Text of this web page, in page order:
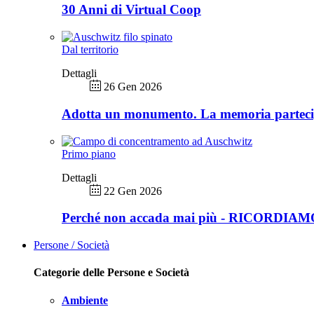
30 Anni di Virtual Coop
Dal territorio
Dettagli
26 Gen 2026
Adotta un monumento. La memoria
Primo piano
Dettagli
22 Gen 2026
Perché non accada mai più -
Persone / Società
Categorie delle Persone e Società
Ambiente